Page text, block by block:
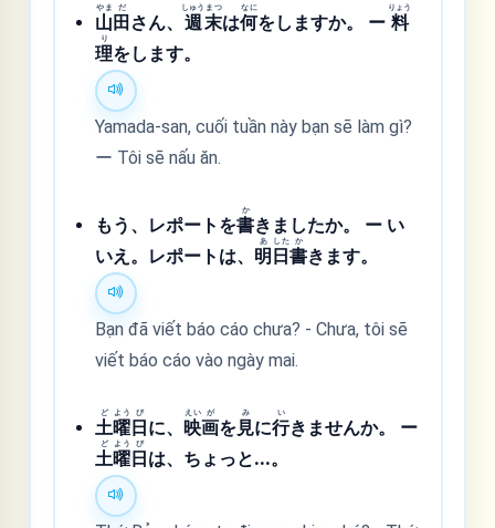
山
やま
田
だ
さん、 週
しゅう
末
まつ
は何
なに
をしますか。 ー 料
りょう
理
り
をします。
Yamada-san, cuối tuần này bạn sẽ làm gì?
ー Tôi sẽ nấu ăn.
もう、レポートを書
か
きましたか。 ー い
いえ。レポートは、 明
あ
日
した
書
か
きます。
Bạn đã viết báo cáo chưa? - Chưa, tôi sẽ
viết báo cáo vào ngày mai.
土
ど
曜
よう
日
び
に、 映
えい
画
が
を見
み
に行
い
きませんか。 ー
土
ど
曜
よう
日
び
は、ちょっと...。